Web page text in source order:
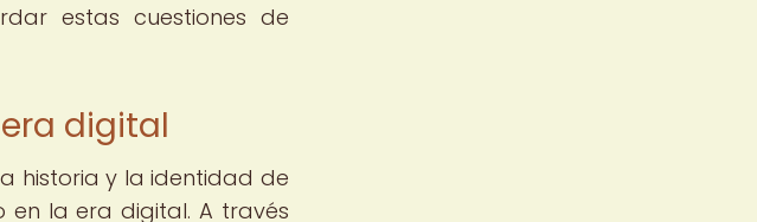
estas cuestiones de
digital
historia y la identidad de
en la era digital. A través